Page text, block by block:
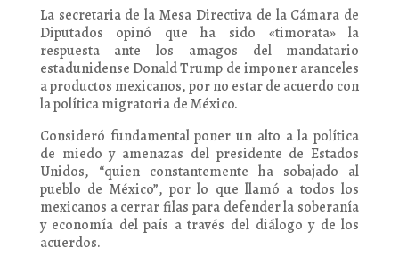
La secretaria de la Mesa Directiva de la Cámara de
Diputados opinó que ha sido «timorata» la
respuesta ante los amagos del mandatario
estadunidense Donald Trump de imponer aranceles
a productos mexicanos, por no estar de acuerdo con
la política migratoria de México.
Consideró fundamental poner un alto a la política
de miedo y amenazas del presidente de Estados
Unidos, “quien constantemente ha sobajado al
pueblo de México”, por lo que llamó a todos los
mexicanos a cerrar filas para defender la soberanía
y economía del país a través del diálogo y de los
acuerdos.